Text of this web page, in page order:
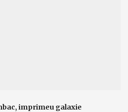
imprimeu galaxie